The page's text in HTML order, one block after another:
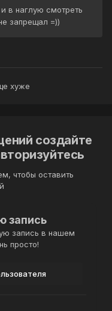
в наглую смотреть
запрещал =))
хуже
создайте
чтобы оставить
запись
запись в нашем
просто!